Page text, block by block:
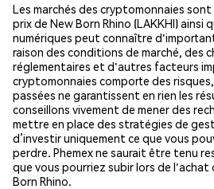
Les marchés des cryptomonnaies
prix de New Born Rhino (LAKKHI)
numériques peut connaître
raison des conditions de marché, des
réglementaires et d'autres facteurs
cryptomonnaies comporte des
passées ne garantissent en rien les
conseillons vivement de mener des
mettre en place des stratégies de
d’investir uniquement ce que vous
perdre. Phemex ne saurait être tenu
que vous pourriez subir lors de l'achat
Born Rhino.